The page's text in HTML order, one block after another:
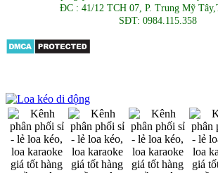
ĐC : 41/12 TCH 07, P. Trung Mỹ
SĐT: 0984.115.358